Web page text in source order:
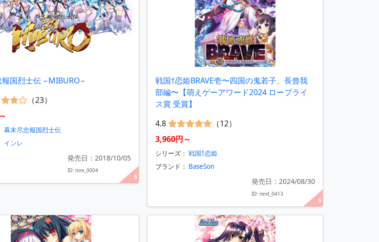
5
国烈士伝 −MIBURO−
（23）
幕末尽忠報国烈士伝
インレ
発売日：2018/10/05
ID: inre_0004
6
戦国†恋姫BRAVE壱〜四国の鬼若子、長曾我
部編〜【萌えゲーアワード2024 ロープライ
ス賞 受賞】
4.8
（12）
3,960円～
シリーズ： 戦国†恋姫
ブランド： BaseSon
発売日：2024/08/30
ID: next_0413